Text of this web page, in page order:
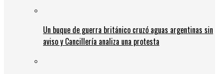
Un buque de guerra británico cruzó aguas argentinas sin
aviso y Cancillería analiza una protesta